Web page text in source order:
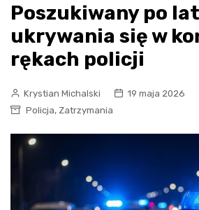
Poszukiwany po
ukrywania się w
rękach policji
Krystian Michalski
19 maja 2026
Policja, Zatrzymania